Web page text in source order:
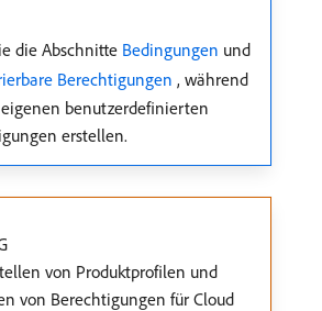
die Abschnitte Bedingungen und
Berechtigungen , während
benutzerdefinierten
erstellen.
von Produktprofilen und
von Berechtigungen für Cloud